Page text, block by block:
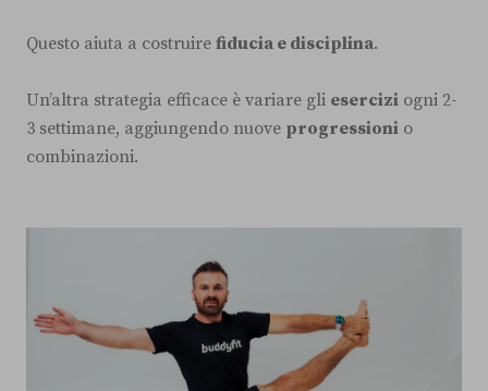
Questo aiuta a costruire fiducia e disciplina.
Un’altra strategia efficace è variare gli esercizi ogni 2-
3 settimane, aggiungendo nuove progressioni o
combinazioni.